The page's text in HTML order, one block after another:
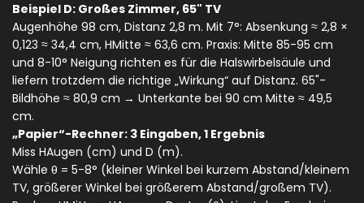
Beispiel D: Großes Zimmer, 65" TV
Augenhöhe 98 cm, Distanz 2,8 m. Mit 7°: Absenkung ≈ 2,8 ×
0,123 ≈ 34,4 cm, HMitte ≈ 63,6 cm. Praxis: Mitte 85-95 cm
und 8-10° Neigung richten es für die Halswirbelsäule und
liefern trotzdem die richtige „Wirkung“ auf Distanz. 65"-
Bildhöhe ≈ 80,9 cm → Unterkante bei 90 cm Mitte ≈ 49,5
cm.
„Papier“-Rechner: 3 Eingaben, 1 Ergebnis
Miss HAugen (cm) und D (m).
Wähle θ = 5-8° (kleiner Winkel bei kurzem Abstand/kleinem
TV, größerer Winkel bei größerem Abstand/großem TV).